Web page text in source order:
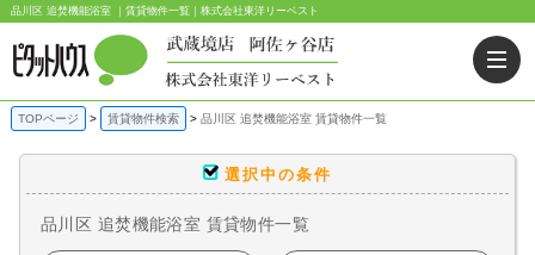
品川区 追焚機能浴室 ｜賃貸物件一覧｜株式会社東洋リーベスト
TOPページ 賃貸物件検索 品川区 追焚機能浴室 賃貸物件一覧
選択中の条件
品川区 追焚機能浴室 賃貸物件一覧